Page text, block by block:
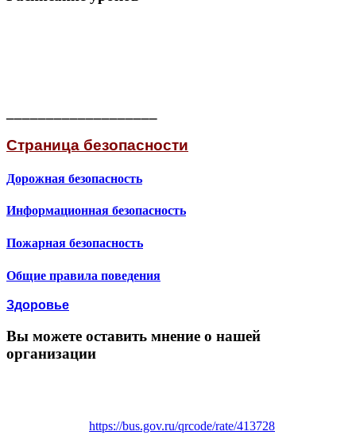
Страница безопасности
Дорожная безопасность
Информационная безопасность
Пожарная безопасность
Общие правила поведения
Здоровье
Вы можете оставить мнение о нашей
организации
https://bus.gov.ru/qrcode/rate/413728